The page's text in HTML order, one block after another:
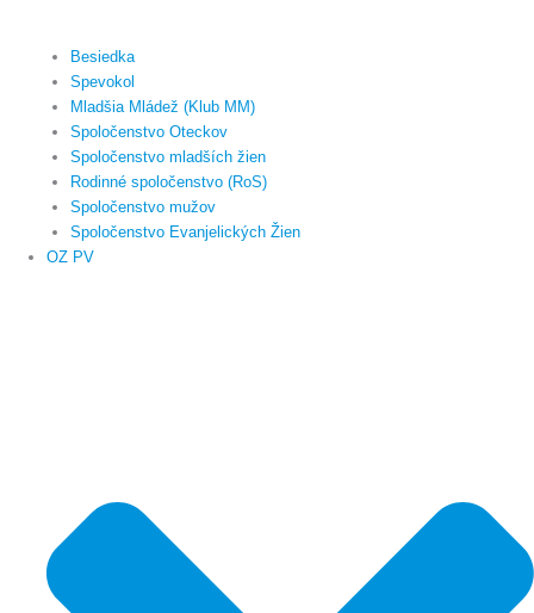
Besiedka
Spevokol
Mladšia Mládež (Klub MM)
Spoločenstvo Oteckov
Spoločenstvo mladších žien
Rodinné spoločenstvo (RoS)
Spoločenstvo mužov
Spoločenstvo Evanjelických Žien
OZ PV